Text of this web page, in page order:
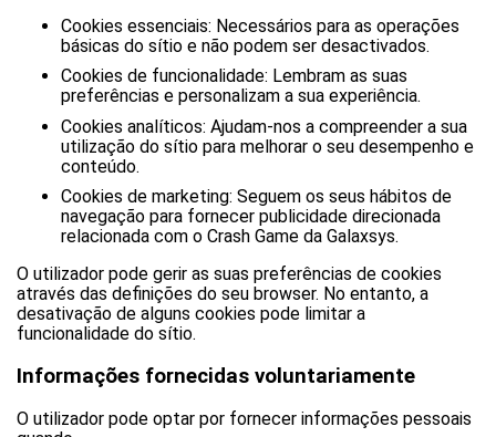
Cookies essenciais: Necessários para as operações
básicas do sítio e não podem ser desactivados.
Cookies de funcionalidade: Lembram as suas
preferências e personalizam a sua experiência.
Cookies analíticos: Ajudam-nos a compreender a sua
utilização do sítio para melhorar o seu desempenho e
conteúdo.
Cookies de marketing: Seguem os seus hábitos de
navegação para fornecer publicidade direcionada
relacionada com o Crash Game da Galaxsys.
O utilizador pode gerir as suas preferências de cookies
através das definições do seu browser. No entanto, a
desativação de alguns cookies pode limitar a
funcionalidade do sítio.
Informações fornecidas voluntariamente
O utilizador pode optar por fornecer informações pessoais